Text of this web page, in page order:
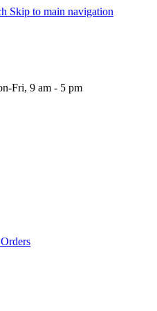
Skip to main navigation
Fri, 9 am - 5 pm
Orders